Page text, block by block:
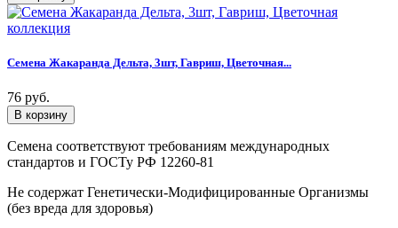
Семена Жакаранда Дельта, 3шт, Гавриш, Цветочная...
76 руб.
Семена соответствуют требованиям международных
стандартов и ГОСТу РФ 12260-81
Не содержат Генетически-Модифицированные Организмы
(без вреда для здоровья)